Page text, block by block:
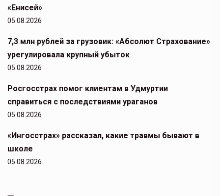
«Енисей»
05.08.2026
7,3 млн рублей за грузовик: «Абсолют Страхование»
урегулировала крупный убыток
05.08.2026
Росгосстрах помог клиентам в Удмуртии
справиться с последствиями ураганов
05.08.2026
«Ингосстрах» рассказал, какие травмы бывают в
школе
05.08.2026